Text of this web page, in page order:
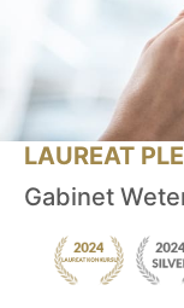
LAUREAT
Gabinet